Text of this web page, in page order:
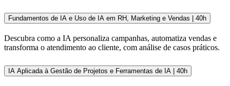
Fundamentos de IA e Uso de IA em RH, Marketing e Vendas | 40h
Descubra como a IA personaliza campanhas, automatiza vendas e
transforma o atendimento ao cliente, com análise de casos práticos.
IA Aplicada à Gestão de Projetos e Ferramentas de IA | 40h